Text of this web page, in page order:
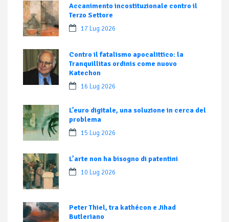
Accanimento incostituzionale contro il
Terzo Settore
17 Lug 2026
Contro il fatalismo apocalittico: la
Tranquillitas ordinis come nuovo
Katechon
16 Lug 2026
L’euro digitale, una soluzione in cerca del
problema
15 Lug 2026
L’arte non ha bisogno di patentini
10 Lug 2026
Peter Thiel, tra kathécon e Jihad
Butleriano